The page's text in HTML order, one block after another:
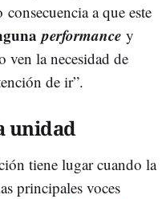
a que este
performance y
ven la necesidad de
de ir”.
unidad
tiene lugar cuando la
principales voces